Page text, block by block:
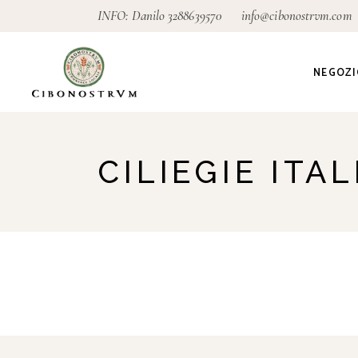
INFO: Danilo 3288639570 info@cibonostrvm.com
CILIEGIE